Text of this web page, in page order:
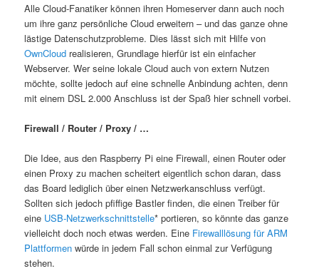
Alle Cloud-Fanatiker können ihren Homeserver dann auch noch
um ihre ganz persönliche Cloud erweitern – und das ganze ohne
lästige Datenschutzprobleme. Dies lässt sich mit Hilfe von
OwnCloud realisieren, Grundlage hierfür ist ein einfacher
Webserver. Wer seine lokale Cloud auch von extern Nutzen
möchte, sollte jedoch auf eine schnelle Anbindung achten, denn
mit einem DSL 2.000 Anschluss ist der Spaß hier schnell vorbei.
Firewall / Router / Proxy / …
Die Idee, aus den Raspberry Pi eine Firewall, einen Router oder
einen Proxy zu machen scheitert eigentlich schon daran, dass
das Board lediglich über einen Netzwerkanschluss verfügt.
Sollten sich jedoch pfiffige Bastler finden, die einen Treiber für
eine USB-Netzwerkschnittstelle* portieren, so könnte das ganze
vielleicht doch noch etwas werden. Eine Firewalllösung für ARM
Plattformen würde in jedem Fall schon einmal zur Verfügung
stehen.